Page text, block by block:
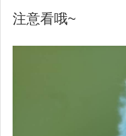
注意看哦~